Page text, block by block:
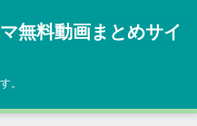
無料動画まとめサイ
。